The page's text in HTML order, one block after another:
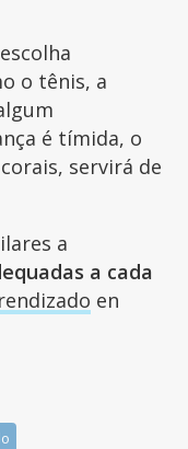
o tênis, a
é tímida, o
servirá de
a
a cada
en